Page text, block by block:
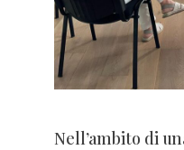
Nell’ambito di